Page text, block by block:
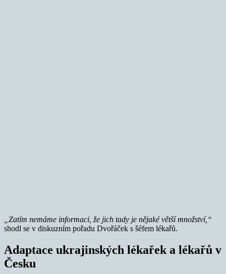
„Zatím nemáme informaci, že jich tady je nějaké větší množství,“
shodl se v diskuzním pořadu Dvořáček s šéfem lékařů.
Adaptace ukrajinských lékařek a lékařů v
Česku